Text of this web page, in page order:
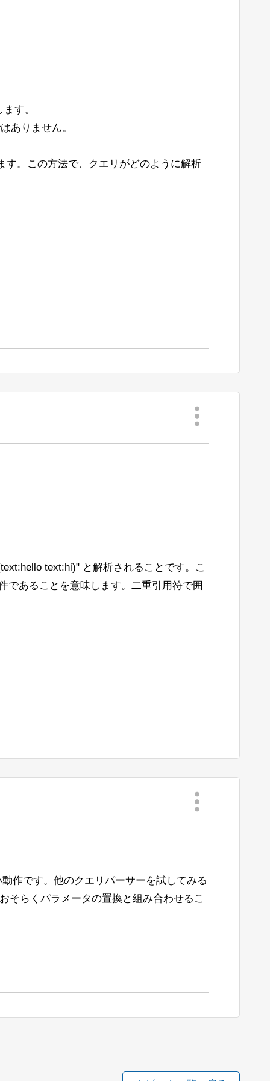
の「トリミング」を行うことです。こ
されない可能性があると思われま
」というメッセージが表示
す。
ありません。
す。この方法で、クエリがどのように解析
text:hi)" と解析されることです。こ
であることを意味します。二重引用符で囲
作です。他のクエリパーサーを試してみる
そらくパラメータの置換と組み合わせるこ